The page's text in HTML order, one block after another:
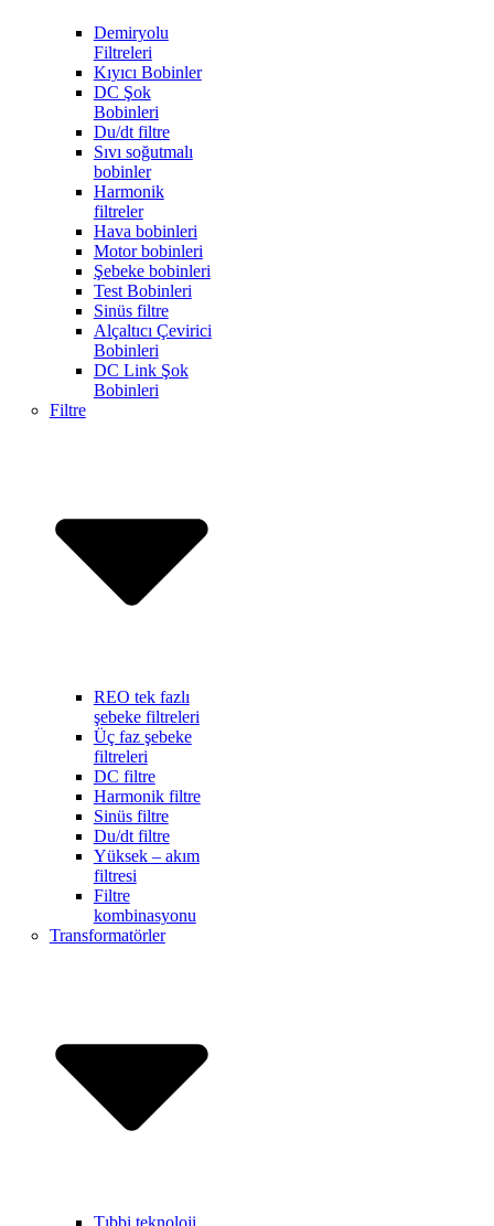
Demiryolu
Filtreleri
Kıyıcı Bobinler
DC Şok
Bobinleri
Du/dt filtre
Sıvı soğutmalı
bobinler
Harmonik
filtreler
Hava bobinleri
Motor bobinleri
Şebeke bobinleri
Test Bobinleri
Sinüs filtre
Alçaltıcı Çevirici
Bobinleri
DC Link Şok
Bobinleri
Filtre
REO tek fazlı
şebeke filtreleri
Üç faz şebeke
filtreleri
DC filtre
Harmonik filtre
Sinüs filtre
Du/dt filtre
Yüksek – akım
filtresi
Filtre
kombinasyonu
Transformatörler